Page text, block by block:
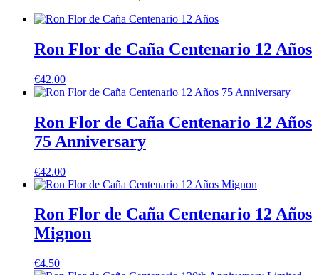
Ron Flor de Caña Centenario 12 Años
€42.00
Ron Flor de Caña Centenario 12 Años
75 Anniversary
€42.00
Ron Flor de Caña Centenario 12 Años
Mignon
€4.50